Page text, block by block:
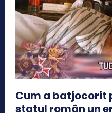
Cum a batjocorit
statul român un